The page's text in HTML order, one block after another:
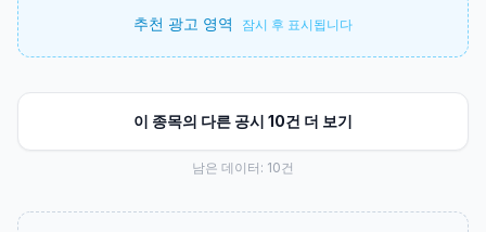
추천 광고 영역 잠시 후 표시됩니다
이 종목의 다른 공시 10건 더 보기
남은 데이터: 10건